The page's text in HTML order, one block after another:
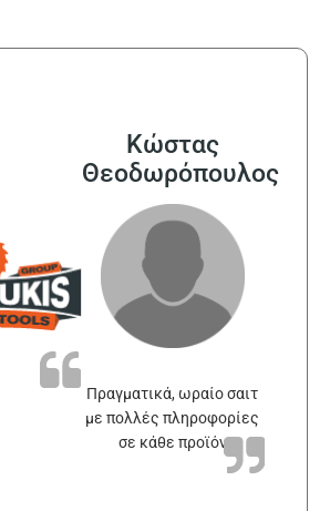
Κώστας
Θεοδωρόπουλος
Πραγματικά, ωραίο σαιτ
με πολλές πληροφορίες
σε κάθε προϊόν